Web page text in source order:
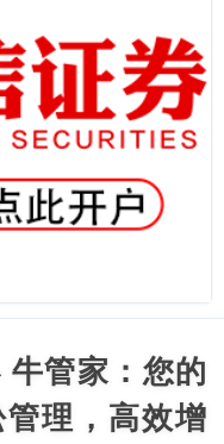
管家：您的
理，高效增